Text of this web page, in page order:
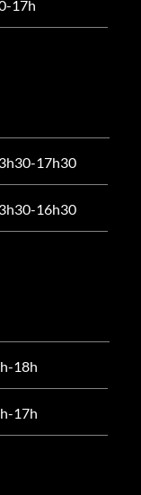
17h
17h30
16h30
18h
17h